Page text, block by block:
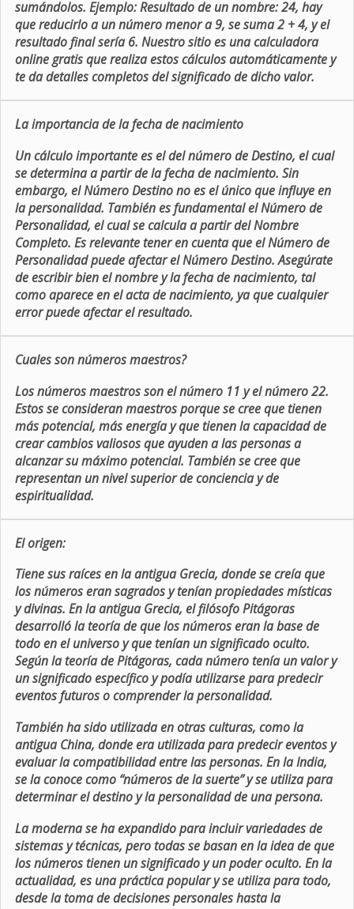
sumándolos. Ejemplo: Resultado de un nombre: 24, hay
que reducirlo a un número menor a 9, se suma 2 + 4, y el
resultado final sería 6. Nuestro sitio es una calculadora
online gratis que realiza estos cálculos automáticamente y
te da detalles completos del significado de dicho valor.
La importancia de la fecha de nacimiento
Un cálculo importante es el del número de Destino, el cual
se determina a partir de la fecha de nacimiento. Sin
embargo, el Número Destino no es el único que influye en
la personalidad. También es fundamental el Número de
Personalidad, el cual se calcula a partir del Nombre
Completo. Es relevante tener en cuenta que el Número de
Personalidad puede afectar el Número Destino. Asegúrate
de escribir bien el nombre y la fecha de nacimiento, tal
como aparece en el acta de nacimiento, ya que cualquier
error puede afectar el resultado.
Cuales son números maestros?
Los números maestros son el número 11 y el número 22.
Estos se consideran maestros porque se cree que tienen
más potencial, más energía y que tienen la capacidad de
crear cambios valiosos que ayuden a las personas a
alcanzar su máximo potencial. También se cree que
representan un nivel superior de conciencia y de
espiritualidad.
El origen:
Tiene sus raíces en la antigua Grecia, donde se creía que
los números eran sagrados y tenían propiedades místicas
y divinas. En la antigua Grecia, el filósofo Pitágoras
desarrolló la teoría de que los números eran la base de
todo en el universo y que tenían un significado oculto.
Según la teoría de Pitágoras, cada número tenía un valor y
un significado específico y podía utilizarse para predecir
eventos futuros o comprender la personalidad.
También ha sido utilizada en otras culturas, como la
antigua China, donde era utilizada para predecir eventos y
evaluar la compatibilidad entre las personas. En la India,
se la conoce como “números de la suerte” y se utiliza para
determinar el destino y la personalidad de una persona.
La moderna se ha expandido para incluir variedades de
sistemas y técnicas, pero todas se basan en la idea de que
los números tienen un significado y un poder oculto. En la
actualidad, es una práctica popular y se utiliza para todo,
desde la toma de decisiones personales hasta la